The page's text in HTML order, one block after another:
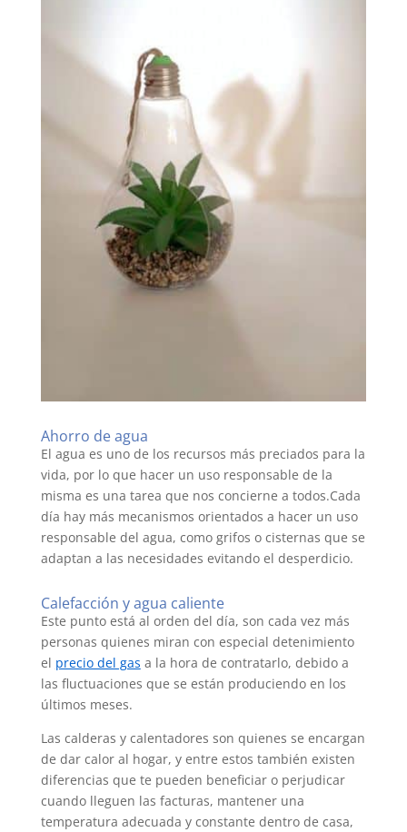
Ahorro de agua
El agua es uno de los recursos más preciados para la
vida, por lo que hacer un uso responsable de la
misma es una tarea que nos concierne a todos.Cada
día hay más mecanismos orientados a hacer un uso
responsable del agua, como grifos o cisternas que se
adaptan a las necesidades evitando el desperdicio.
Calefacción y agua caliente
Este punto está al orden del día, son cada vez más
personas quienes miran con especial detenimiento
el precio del gas a la hora de contratarlo, debido a
las fluctuaciones que se están produciendo en los
últimos meses.
Las calderas y calentadores son quienes se encargan
de dar calor al hogar, y entre estos también existen
diferencias que te pueden beneficiar o perjudicar
cuando lleguen las facturas, mantener una
temperatura adecuada y constante dentro de casa,